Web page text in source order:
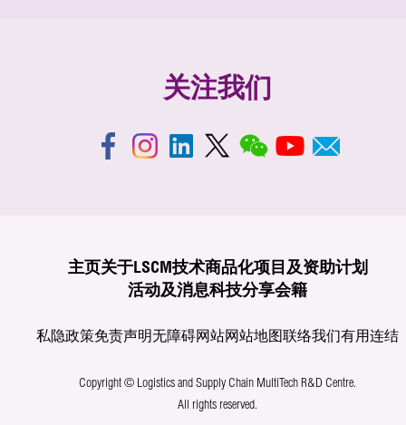
关注我们
主页关于LSCM技术商品化项目及资助计划
活动及消息科技分享会籍
私隐政策免责声明无障碍网站网站地图联络我们有用连结
Copyright © Logistics and Supply Chain MultiTech R&D Centre.
All rights reserved.